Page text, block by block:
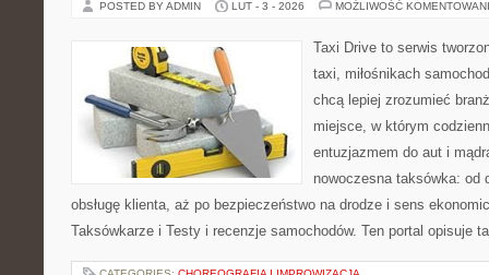
POSTED BY ADMIN LUT - 3 - 2026 MOŻLIWOŚĆ
Taxi Drive to serwis
taxi, miłośnikach
chcą lepiej zrozumieć
miejsce, w którym
entuzjazmem do aut i
nowoczesna taksówka: od
obsługę klienta, aż po bezpieczeństwo na drodze i sens
Taksówkarze i Testy i recenzje samochodów. Ten portal opisuje